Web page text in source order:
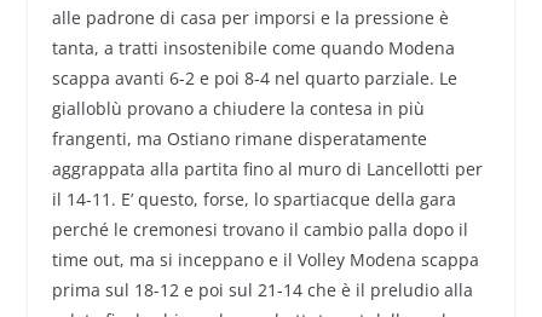
alle padrone di casa per imporsi e la pressione è
tanta, a tratti insostenibile come quando Modena
scappa avanti 6-2 e poi 8-4 nel quarto parziale. Le
gialloblù provano a chiudere la contesa in più
frangenti, ma Ostiano rimane disperatamente
aggrappata alla partita fino al muro di Lancellotti per
il 14-11. E’ questo, forse, lo spartiacque della gara
perché le cremonesi trovano il cambio palla dopo il
time out, ma si inceppano e il Volley Modena scappa
prima sul 18-12 e poi sul 21-14 che è il preludio alla